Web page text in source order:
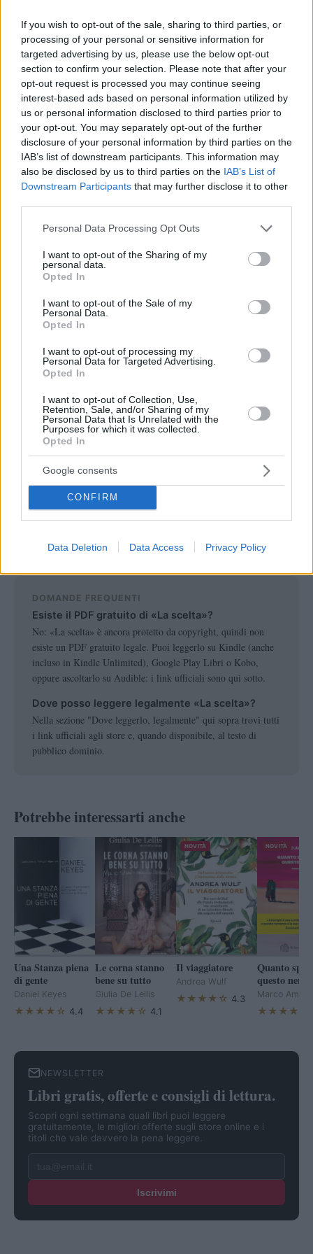
If you wish to opt-out of the sale, sharing to third parties, or
processing of your personal or sensitive information for
targeted advertising by us, please use the below opt-out
section to confirm your selection. Please note that after your
opt-out request is processed you may continue seeing
interest-based ads based on personal information utilized by
us or personal information disclosed to third parties prior to
your opt-out. You may separately opt-out of the further
disclosure of your personal information by third parties on the
IAB’s list of downstream participants. This information may
also be disclosed by us to third parties on the IAB’s List of
Downstream Participants that may further disclose it to other
Please note that this website/app uses one or more Google
not limited to your visit or usage behaviour. You may click to
grant or deny consent to Google and its third-party tags to
use your data for below specified purposes in below Google
consent section.
Personal Data Processing Opt Outs
I want to opt-out of the Sharing of my
personal data.
Opted In
I want to opt-out of the Sale of my
Personal Data.
Opted In
I want to opt-out of processing my
Personal Data for Targeted Advertising.
Opted In
I want to opt-out of Collection, Use,
Retention, Sale, and/or Sharing of my
Personal Data that Is Unrelated with the
Purposes for which it was collected.
Opted In
Google consents
CONFIRM
Data Deletion Data Access Privacy Policy
Un giornalismo che è il frutto di un rigoroso lavoro di squadra,
che è attento a raccontare i fatti e ad intraprendere inchieste in
modo che tante verità taciute possano essere finalmente
conosciute dal pubblico, in modo che si cerchi di fare chiarezza,
di far emergere fatti, notizie, altrimenti rimasti sepolti che con
“Report” invece riescono a vedere la luce.
Per chi segue Report da sempre e soprattutto da quando lo
conduce Ranucci, un bel libro per comprendere meglio il
giornalista, ma anche la sua vita privata ed il suo lavoro, anche
prima di arrivare alla conduzione di Report. “La scelta” di
Sigfrido Ranucci è anche un libro che parla di fatti, di vicende
comprendere anche la necessità di approcciarsi al pubblico
raccogliendo tutti i dati, le conferme e arrivando alla
per far sorgere dei dubbi su determinate tematiche, per far
ragionare chi guarda la trasmissione, per far riflettere.
L’uomo e il giornalista che sono un tutt’uno con un programma
caratterizzato da sempre da grande serietà, qualunque sia il tema
trattato. Da non perdere per tutti i fan di Report e di Ranucci.
Amazon Kindle / Kindle Unlimited
Verifica sempre su ciascuno store disponibilità, prezzo o
inclusione in abbonamento (es. Kindle Unlimited) al momento
DOMANDE FREQUENTI
Esiste il PDF gratuito di «La scelta»?
No: «La scelta» è ancora protetto da copyright, quindi non
esiste un PDF gratuito legale. Puoi leggerlo su Kindle (anche
incluso in Kindle Unlimited), Google Play Libri o Kobo,
oppure ascoltarlo su Audible: i link ufficiali sono qui sotto.
Dove posso leggere legalmente «La scelta»?
Nella sezione "Dove leggerlo, legalmente" qui sopra trovi tutti
i link ufficiali agli store e, quando disponibile, al testo di
pubblico dominio.
Potrebbe interessarti anche
Una Stanza piena
di gente
Daniel Keyes
★★★★☆ 4.4
Le corna stanno
bene su tutto
Giulia De Lellis
★★★★☆ 4.1
NOVITÀ
Il viaggiatore
Andrea Wulf
★★★★☆ 4.3
NOVITÀ
Quanto
questo nero
Marco
★★★★☆
NEWSLETTER
Libri gratis, offerte e consigli di lettura.
Scopri ogni settimana quali libri puoi leggere
gratuitamente, le migliori offerte sugli store online e i
titoli che vale davvero la pena leggere.
Iscrivimi